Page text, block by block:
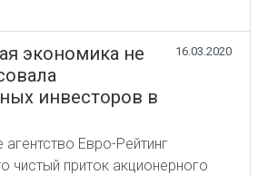
экономика не
инвесторов в
16.03.2020
агентство Евро-Рейтинг
чистый приток акционерного